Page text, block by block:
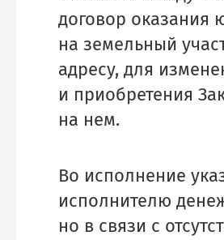
договор оказания
на земельный
адресу, для
и приобретения
на нем.
Во исполнение
исполнителю
но в связи с